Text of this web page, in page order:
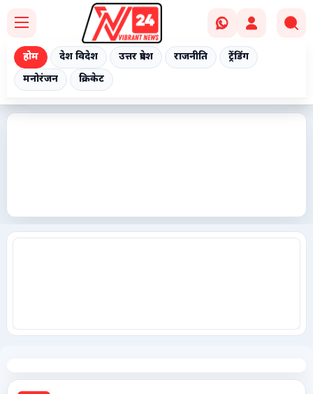
होम देश विदेश उत्तर प्रदेश राजनीति
ट्रेंडिंग
मनोरंजन
क्रिकेट
ट्रेंडिंग
टेक्नोलॉजी / गैजेट्स